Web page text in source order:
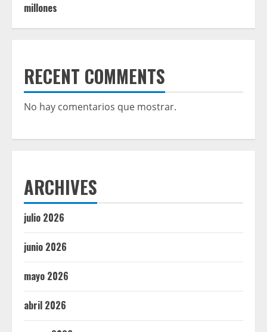
millones
RECENT COMMENTS
No hay comentarios que mostrar.
ARCHIVES
julio 2026
junio 2026
mayo 2026
abril 2026